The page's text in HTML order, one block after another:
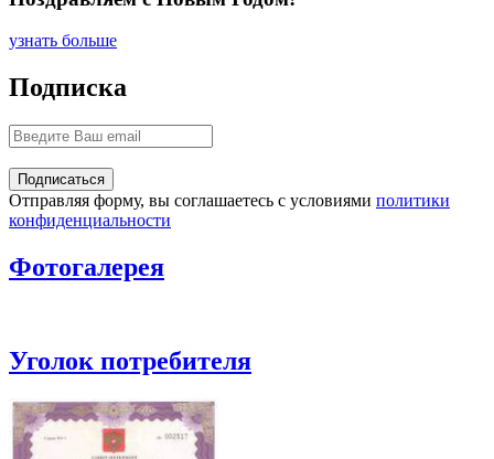
узнать больше
Подписка
Отправляя форму, вы соглашаетесь с условиями политики
конфиденциальности
Фотогалерея
Уголок потребителя